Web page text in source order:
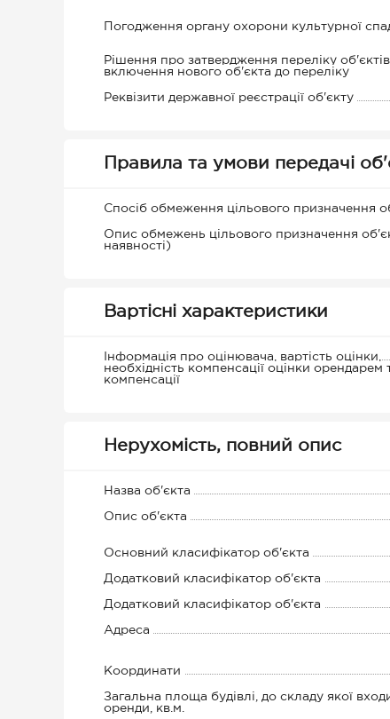
Погодження органу охорони культурної
Рішення про затвердження переліку
включення нового об'єкта до переліку
Реквізити державної реєстрації об'єкту
Правила та умови передачі
Спосіб обмеження цільового призначення
Опис обмежень цільового призначення
наявності)
Вартісні характеристики
Інформація про оцінювача, вартість оцінки,
необхідність компенсації оцінки орендарем
компенсації
Нерухомість, повний опис
Назва об'єкта
Опис об'єкта
Основний класифікатор об'єкта
Додатковий класифікатор об'єкта
Додатковий класифікатор об'єкта
Адреса
Координати
Загальна площа будівлі, до складу якої
оренди, кв.м.